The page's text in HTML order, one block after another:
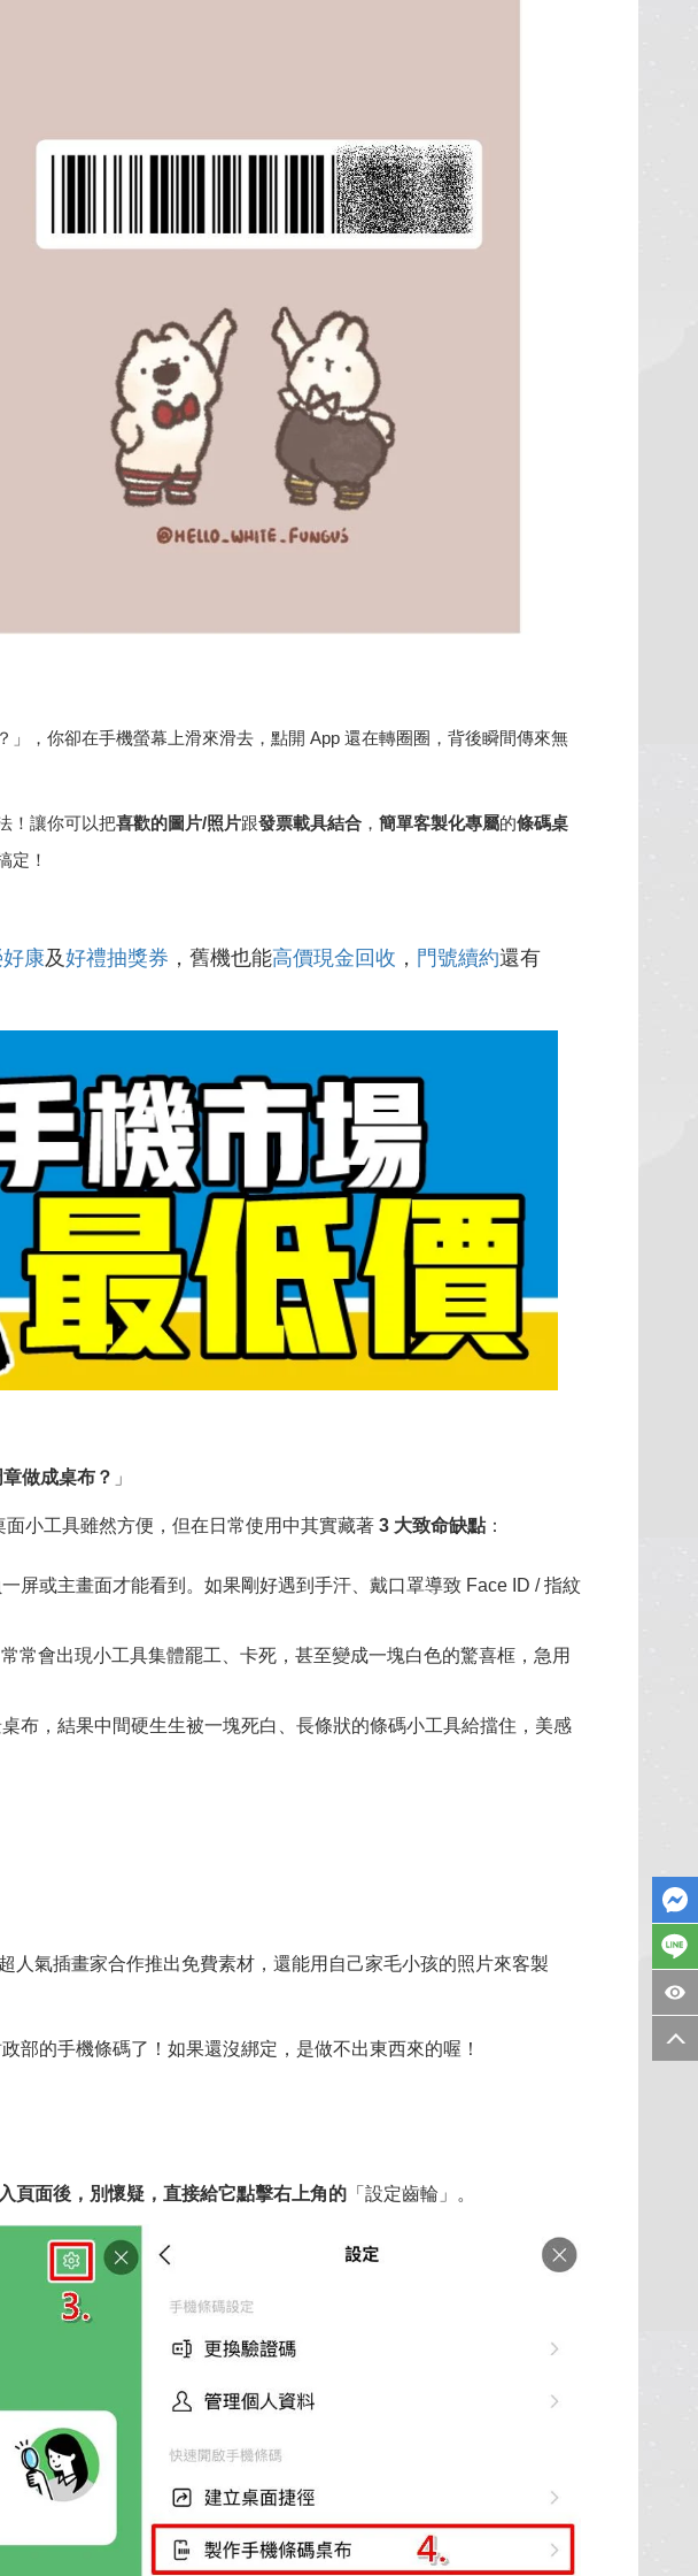
，你卻在手機螢幕上滑來滑去，點開 App 還在轉圈圈，背後瞬間傳來無
！讓你可以把喜歡的圖片/照片跟發票載具結合 ， 簡單客製化專屬的條碼桌
定！
康及好禮抽獎券 ，舊機也能高價現金回收 ， 門號續約還有
做成桌布？ 」
小工具雖然方便，但在日常使用中其實藏著 3 大致命缺點 ：
屏或主畫面才能看到。如果剛好遇到手汗、戴口罩導致 Face ID / 指紋
常會出現小工具集體罷工、卡死，甚至變成一塊白色的驚喜框，急用
布，結果中間硬生生被一塊死白、長條狀的條碼小工具給擋住，美感
人氣插畫家合作推出免費素材，還能用自己家毛小孩的照片來客製
部的手機條碼了！如果還沒綁定，是做不出東西來的喔！
頁面後，別懷疑，直接給它點擊右上角的 「設定齒輪」。